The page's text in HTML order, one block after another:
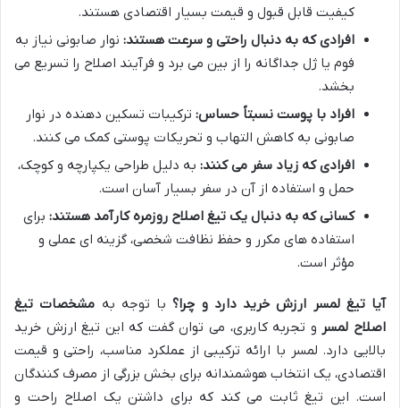
کیفیت قابل قبول و قیمت بسیار اقتصادی هستند.
افرادی که به دنبال راحتی و سرعت هستند: نوار صابونی نیاز به
فوم یا ژل جداگانه را از بین می برد و فرآیند اصلاح را تسریع می
بخشد.
افراد با پوست نسبتاً حساس: ترکیبات تسکین دهنده در نوار
صابونی به کاهش التهاب و تحریکات پوستی کمک می کنند.
افرادی که زیاد سفر می کنند: به دلیل طراحی یکپارچه و کوچک،
حمل و استفاده از آن در سفر بسیار آسان است.
کسانی که به دنبال یک تیغ اصلاح روزمره کارآمد هستند: برای
استفاده های مکرر و حفظ نظافت شخصی، گزینه ای عملی و
مؤثر است.
آیا تیغ لمسر ارزش خرید دارد و چرا؟با توجه به مشخصات تیغ
اصلاح لمسر و تجربه کاربری، می توان گفت که این تیغ ارزش خرید
بالایی دارد. لمسر با ارائه ترکیبی از عملکرد مناسب، راحتی و قیمت
اقتصادی، یک انتخاب هوشمندانه برای بخش بزرگی از مصرف کنندگان
است. این تیغ ثابت می کند که برای داشتن یک اصلاح راحت و